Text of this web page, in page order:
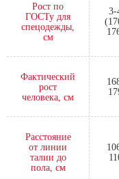
Рост по
ГОСТу для
спецодежды,
см
3-
Фактический
рост
человека, см
Расстояние
от линии
талии до
пола, см